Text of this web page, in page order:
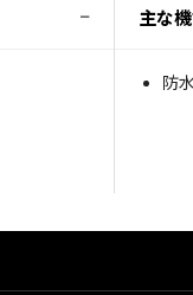
− 主な
防